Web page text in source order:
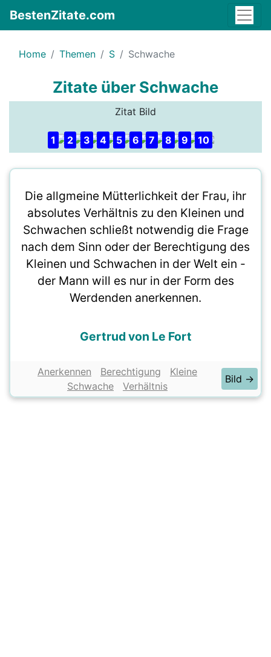
BestenZitate.com
Home Themen S Schwache
Zitate über Schwache
Zitat Bild
1 2 3 4 5 6 7 8 9 10
Die allgmeine Mütterlichkeit der Frau, ihr
absolutes Verhältnis zu den Kleinen und
Schwachen schließt notwendig die Frage
nach dem Sinn oder der Berechtigung des
Kleinen und Schwachen in der Welt ein -
der Mann will es nur in der Form des
Werdenden anerkennen.
Gertrud von Le Fort
Anerkennen Berechtigung
Kleine
Schwache
Verhältnis
Bild →